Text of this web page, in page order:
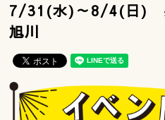
7/31(水)～8/4(日)
旭川